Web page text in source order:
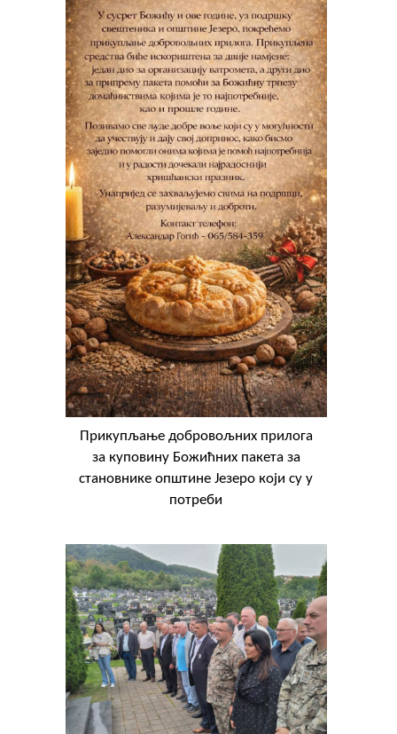
Прикупљање добровољних прилога
за куповину Божићних пакета за
становнике општине Језеро који су у
потреби